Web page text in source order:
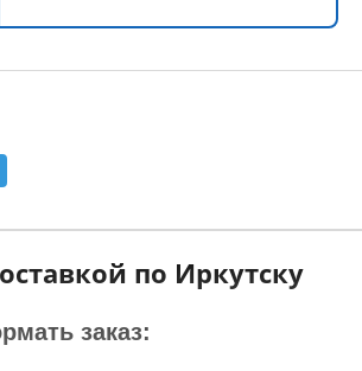
по Иркутску
заказ: